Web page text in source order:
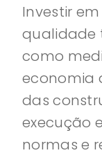
Investir
qualidade
como
economia
das
execução
normas e